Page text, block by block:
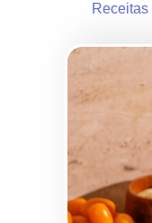
Receitas